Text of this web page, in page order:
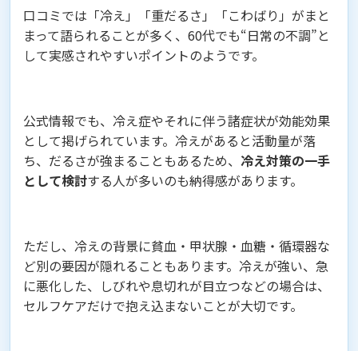
口コミでは「冷え」「重だるさ」「こわばり」がまと
まって語られることが多く、60代でも“日常の不調”と
して実感されやすいポイントのようです。
公式情報でも、冷え症やそれに伴う諸症状が効能効果
として掲げられています。冷えがあると活動量が落
ち、だるさが強まることもあるため、 冷え対策の一手
として検討する人が多いのも納得感があります。
ただし、冷えの背景に貧血・甲状腺・血糖・循環器な
ど別の要因が隠れることもあります。冷えが強い、急
に悪化した、しびれや息切れが目立つなどの場合は、
セルフケアだけで抱え込まないことが大切です。